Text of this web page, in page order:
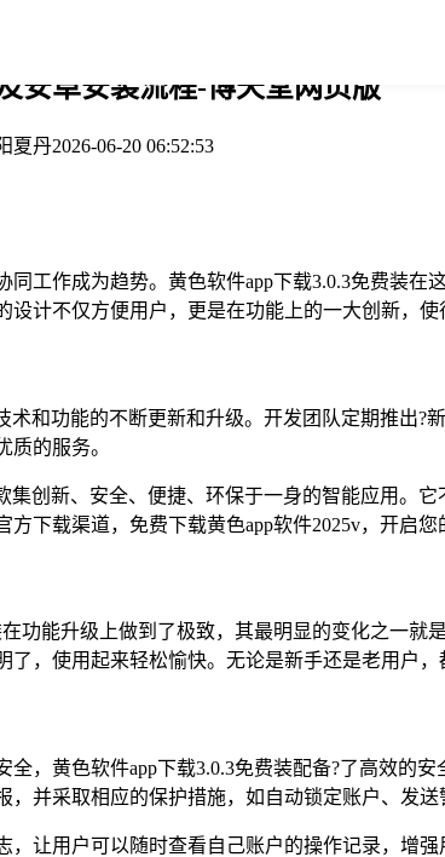
安卓安装流程-博天堂网页版
夏丹2026-06-20 06:52:53
同工作成为趋势。黄色软件app下载3.0.3免费装
设计不仅方便用户，更是在功能上的一大创新，使
术和功能的不断更新和升级。开发团队定期推出
质的服务。
集创新、安全、便捷、环保于一身的智能应用。
下载渠道，免费下载黄色app软件2025v，开启您
在功能升级上做到了极致，其最明显的变化之一
了，使用起来轻松愉快。无论是新手还是老用户
全，黄色软件app下载3.0.3免费装配备?了高效的
，并采取相应的保护措施，如自动锁定账户、发送
，让用户可以随时查看自己账户的操作记录，增强